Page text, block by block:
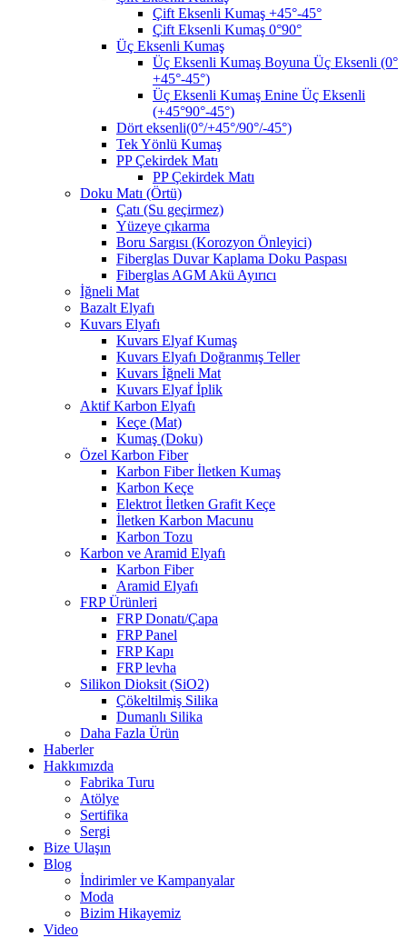
Çift Eksenli Kumaş +45°-45°
Çift Eksenli Kumaş 0°90°
Üç Eksenli Kumaş
Üç Eksenli Kumaş Boyuna Üç Eksenli (0°
+45°-45°)
Üç Eksenli Kumaş Enine Üç Eksenli
(+45°90°-45°)
Dört eksenli(0°/+45°/90°/-45°)
Tek Yönlü Kumaş
PP Çekirdek Matı
PP Çekirdek Matı
Doku Matı (Örtü)
Çatı (Su geçirmez)
Yüzeye çıkarma
Boru Sargısı (Korozyon Önleyici)
Fiberglas Duvar Kaplama Doku Paspası
Fiberglas AGM Akü Ayırıcı
İğneli Mat
Bazalt Elyafı
Kuvars Elyafı
Kuvars Elyaf Kumaş
Kuvars Elyafı Doğranmış Teller
Kuvars İğneli Mat
Kuvars Elyaf İplik
Aktif Karbon Elyafı
Keçe (Mat)
Kumaş (Doku)
Özel Karbon Fiber
Karbon Fiber İletken Kumaş
Karbon Keçe
Elektrot İletken Grafit Keçe
İletken Karbon Macunu
Karbon Tozu
Karbon ve Aramid Elyafı
Karbon Fiber
Aramid Elyafı
FRP Ürünleri
FRP Donatı/Çapa
FRP Panel
FRP Kapı
FRP levha
Silikon Dioksit (SiO2)
Çökeltilmiş Silika
Dumanlı Silika
Daha Fazla Ürün
Haberler
Hakkımızda
Fabrika Turu
Atölye
Sertifika
Sergi
Bize Ulaşın
Blog
İndirimler ve Kampanyalar
Moda
Bizim Hikayemiz
Video